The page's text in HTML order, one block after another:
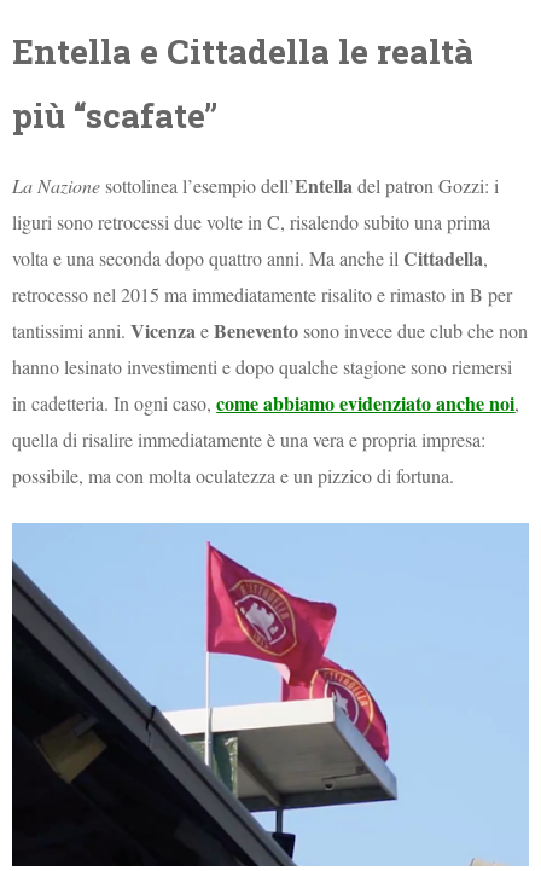
Entella e Cittadella le realtà
più “scafate”
La Nazionesottolinea l’esempio dell’Entelladel patron Gozzi: i
liguri sono retrocessi due volte in C, risalendo subito una prima
volta e una seconda dopo quattro anni. Ma anche ilCittadella,
retrocesso nel 2015 ma immediatamente risalito e rimasto in B per
tantissimi anni.VicenzaeBeneventosono invece due club che non
hanno lesinato investimenti e dopo qualche stagione sono riemersi
in cadetteria. In ogni caso,come abbiamo evidenziato anche noi,
quella di risalire immediatamente è una vera e propria impresa:
possibile, ma con molta oculatezza e un pizzico di fortuna.